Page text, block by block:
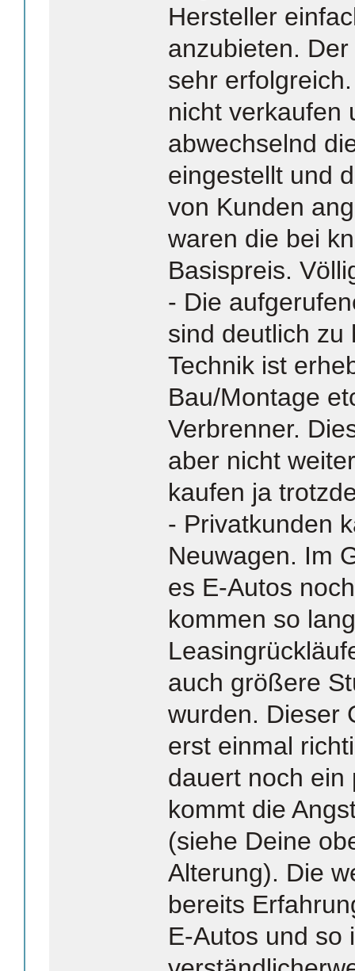
Hersteller
anzubieten.
sehr
nicht verkaufen
abwechselnd
eingestellt und
von Kunden
waren die bei
Basispreis.
- Die
sind deutlich zu
Technik ist
Bau/Montage
Verbrenner.
aber nicht
kaufen ja
- Privatkunden
Neuwagen. Im
es E-Autos
kommen so
auch größere
wurden. Dieser
erst einmal
dauert noch ein
kommt die
(siehe Deine
Alterung). Die
bereits
E-Autos und so